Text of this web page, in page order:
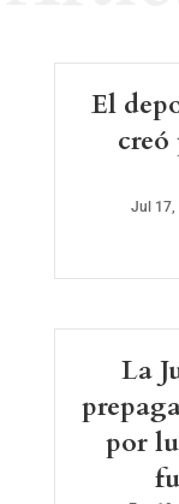
El
creó
Jul 17,
La
por